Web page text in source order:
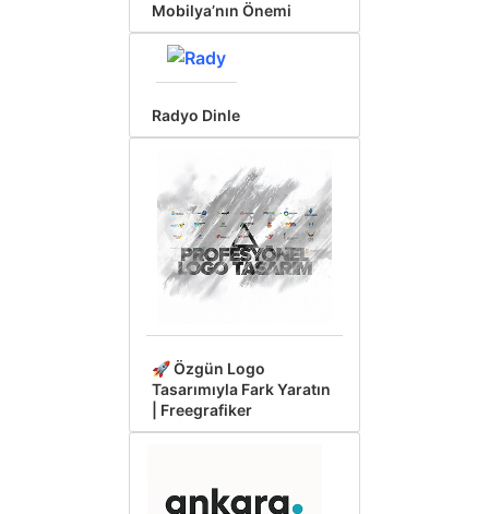
Mobilya’nın Önemi
Radyo Dinle
🚀 Özgün Logo
Tasarımıyla Fark Yaratın
| Freegrafiker